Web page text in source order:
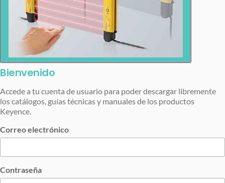
Bienvenido
Accede a tu cuenta de usuario para poder descargar libremente
los catálogos, guías técnicas y manuales de los productos
Keyence.
Correo electrónico
Contraseña